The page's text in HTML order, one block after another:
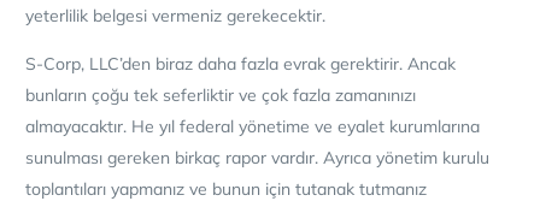
yeterlilik belgesi vermeniz gerekecektir.
S-Corp, LLC’den biraz daha fazla evrak gerektirir. Ancak
bunların çoğu tek seferliktir ve çok fazla zamanınızı
almayacaktır. He yıl federal yönetime ve eyalet kurumlarına
sunulması gereken birkaç rapor vardır. Ayrıca yönetim kurulu
toplantıları yapmanız ve bunun için tutanak tutmanız